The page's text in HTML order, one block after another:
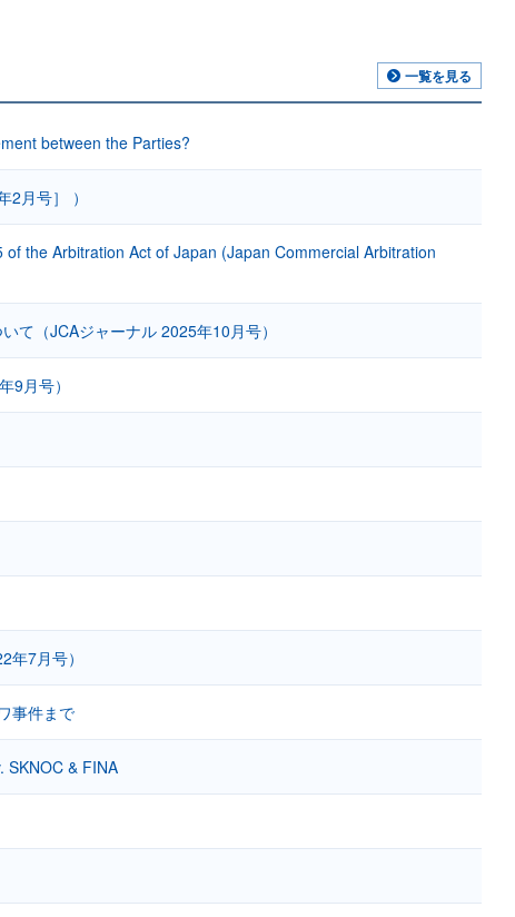
一覧を見る
between the Parties?
月号］ ）
the Arbitration Act of Japan (Japan Commercial Arbitration
て（JCAジャーナル 2025年10月号）
9月号）
7月号）
事件まで
SKNOC & FINA